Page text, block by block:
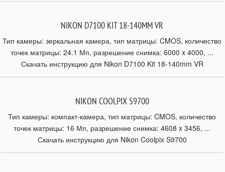
NIKON D7100 KIT 18-140MM VR
Тип камеры: зеркальная камера, тип матрицы: CMOS, количество
точек матрицы: 24.1 Мп, разрешение снимка: 6000 x 4000, ...
Скачать инструкцию для Nikon D7100 Kit 18-140mm VR
NIKON COOLPIX S9700
Тип камеры: компакт-камера, тип матрицы: CMOS, количество
точек матрицы: 16 Мп, разрешение снимка: 4608 x 3456, ...
Скачать инструкцию для Nikon Coolpix S9700